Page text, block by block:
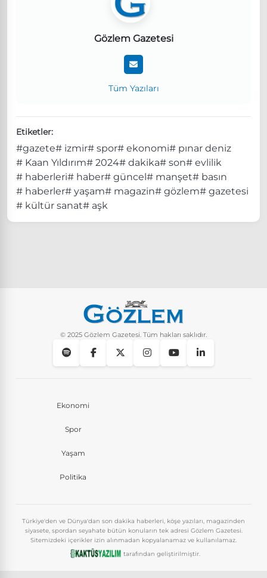
Gözlem Gazetesi
Tüm Yazıları
Etiketler:
#gazete# izmir# spor# ekonomi# pınar deniz
# Kaan Yıldırım# 2024# dakika# son# evlilik
# haberleri# haber# güncel# manşet# basın
# haberler# yaşam# magazin# gözlem# gazetesi
# kültür sanat# aşk
© 2025 Gözlem Gazetesi. Tüm hakları saklıdır.
Ekonomi
Spor
Yaşam
Politika
Türkiye'den ve Dünya'dan son dakika haberleri, köşe yazıları, magazinden
siyasete, spordan seyahate bütün konuların tek adresi Gözlem Gazetesi.
Sitemizdeki içerikler izin alınmadan kopyalanamaz ve kullanılamaz.
tarafından geliştirilmiştir.